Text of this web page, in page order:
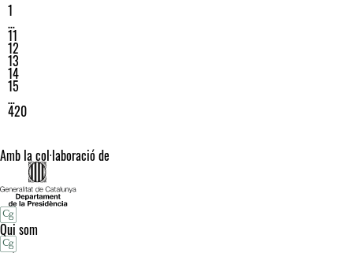
1
…
11
12
13
14
15
…
420
Amb la col·laboració de
Qui som